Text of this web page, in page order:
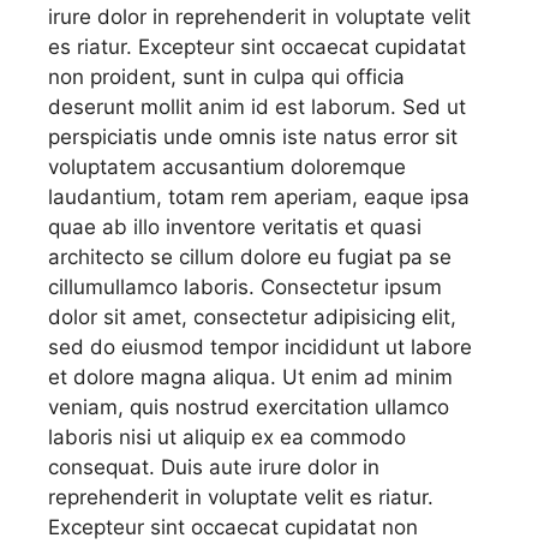
irure dolor in reprehenderit in voluptate velit
es riatur. Excepteur sint occaecat cupidatat
non proident, sunt in culpa qui officia
deserunt mollit anim id est laborum. Sed ut
perspiciatis unde omnis iste natus error sit
voluptatem accusantium doloremque
laudantium, totam rem aperiam, eaque ipsa
quae ab illo inventore veritatis et quasi
architecto se cillum dolore eu fugiat pa se
cillumullamco laboris. Consectetur ipsum
dolor sit amet, consectetur adipisicing elit,
sed do eiusmod tempor incididunt ut labore
et dolore magna aliqua. Ut enim ad minim
veniam, quis nostrud exercitation ullamco
laboris nisi ut aliquip ex ea commodo
consequat. Duis aute irure dolor in
reprehenderit in voluptate velit es riatur.
Excepteur sint occaecat cupidatat non